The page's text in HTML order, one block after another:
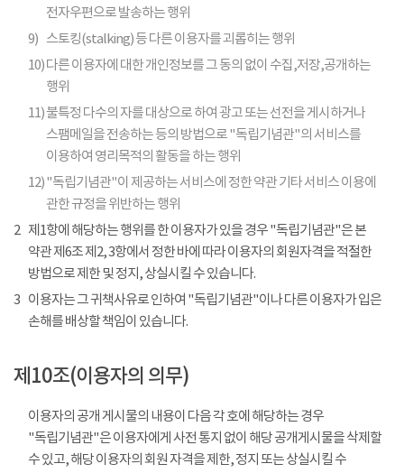
전자우편으로 발송하는 행위
9) 스토킹(stalking) 등 다른 이용자를 괴롭히는 행위
10)다른 이용자에 대한 개인정보를 그 동의 없이 수집,저장,공개하는
행위
11)불특정 다수의 자를 대상으로 하여 광고 또는 선전을 게시하거나
스팸메일을 전송하는 등의 방법으로 "독립기념관"의 서비스를
이용하여 영리목적의 활동을 하는 행위
12)"독립기념관"이 제공하는 서비스에 정한 약관 기타 서비스 이용에
관한 규정을 위반하는 행위
2 제1항에 해당하는 행위를 한 이용자가 있을 경우 "독립기념관"은 본
약관 제6조 제2, 3항에서 정한 바에 따라 이용자의 회원자격을 적절한
방법으로 제한 및 정지, 상실시킬 수 있습니다.
3 이용자는 그 귀책사유로 인하여 "독립기념관"이나 다른 이용자가 입은
손해를 배상할 책임이 있습니다.
제10조(이용자의 의무)
이용자의 공개 게시물의 내용이 다음 각 호에 해당하는 경우
"독립기념관"은 이용자에게 사전 통지 없이 해당 공개게시물을 삭제할
수 있고, 해당 이용자의 회원 자격을 제한, 정지 또는 상실시킬 수